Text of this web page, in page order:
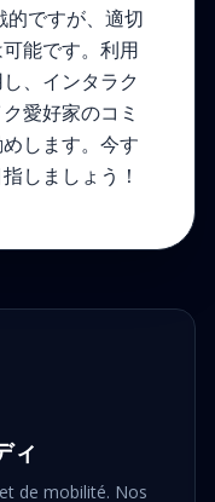
ですが、適切
能です。利用
、インタラク
愛好家のコミ
します。今す
しましょう！
ィ
de mobilité. Nos